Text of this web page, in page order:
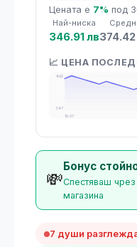
💡 Средна цена
Цената е 7% под
Най-ниска
346.91 лв374.42
📈 ЦЕНА
402
347
10.07
💸
Бонус
Спестяваш
магазина
7 души